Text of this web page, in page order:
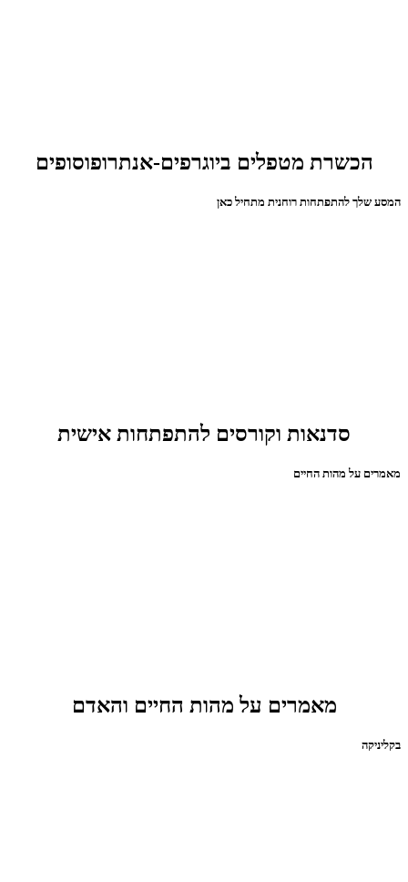
הכשרת מטפלים ביוגרפים-אנתרופוסופים
המסע שלך להתפתחות רוחנית מתחיל כאן
סדנאות וקורסים להתפתחות אישית
מאמרים על מהות החיים
מאמרים על מהות החיים והאדם
בקליניקה